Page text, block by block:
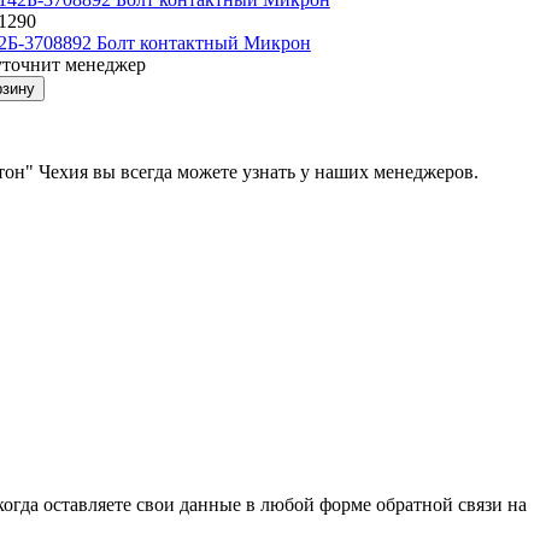
3708892 Болт контактный Микрон
менеджер
Чехия вы всегда можете узнать у наших менеджеров.
оставляете свои данные в любой форме обратной связи на